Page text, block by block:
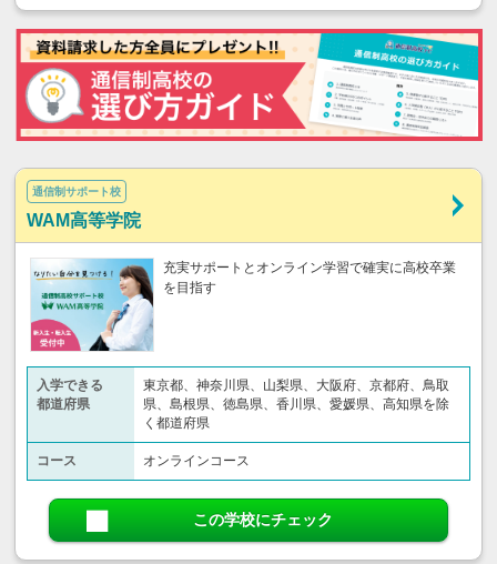
通信制サポート校
WAM高等学院
充実サポートとオンライン学習で確実に高校卒業
を目指す
入学できる
都道府県
東京都、神奈川県、山梨県、大阪府、京都府、鳥取
県、島根県、徳島県、香川県、愛媛県、高知県を除
く都道府県
コース オンラインコース
この学校にチェック